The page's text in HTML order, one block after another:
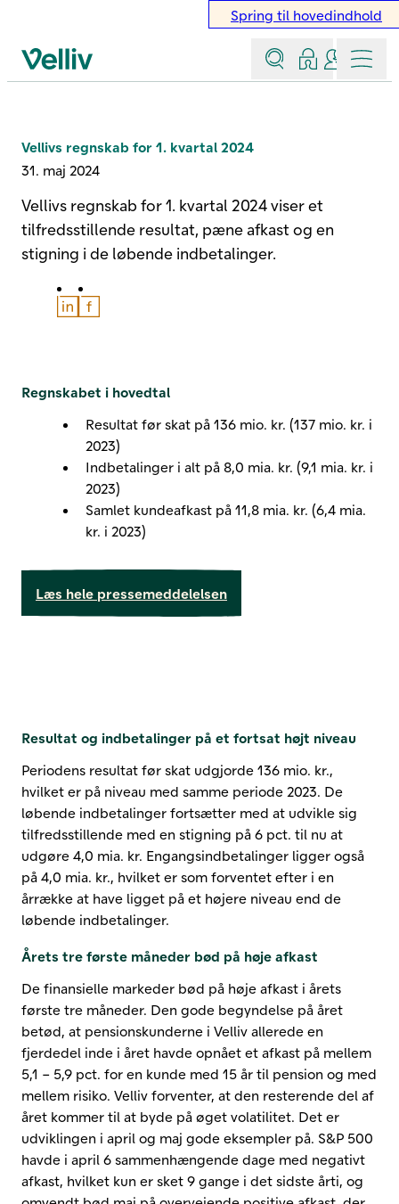
Spring til hovedindhold
Velliv startside
Søg Log indKontakt
Menu
Vellivs regnskab for 1. kvartal 2024
31. maj 2024
Vellivs regnskab for 1. kvartal 2024 viser et
tilfredsstillende resultat, pæne afkast og en
stigning i de løbende indbetalinger.
Del på LinkedIn
Regnskabet i hovedtal
Resultat før skat på 136 mio. kr. (137 mio. kr. i
2023)
Indbetalinger i alt på 8,0 mia. kr. (9,1 mia. kr. i
2023)
Samlet kundeafkast på 11,8 mia. kr. (6,4 mia.
kr. i 2023)
Læs hele pressemeddelelsen
Resultat og indbetalinger på et fortsat højt niveau
Periodens resultat før skat udgjorde 136 mio. kr.,
hvilket er på niveau med samme periode 2023. De
løbende indbetalinger fortsætter med at udvikle sig
tilfredsstillende med en stigning på 6 pct. til nu at
udgøre 4,0 mia. kr. Engangsindbetalinger ligger også
på 4,0 mia. kr., hvilket er som forventet efter i en
årrække at have ligget på et højere niveau end de
løbende indbetalinger.
Årets tre første måneder bød på høje afkast
De finansielle markeder bød på høje afkast i årets
første tre måneder. Den gode begyndelse på året
betød, at pensionskunderne i Velliv allerede en
fjerdedel inde i året havde opnået et afkast på mellem
5,1 – 5,9 pct. for en kunde med 15 år til pension og med
mellem risiko. Velliv forventer, at den resterende del af
året kommer til at byde på øget volatilitet. Det er
udviklingen i april og maj gode eksempler på. S&P 500
havde i april 6 sammenhængende dage med negativt
afkast, hvilket kun er sket 9 gange i det sidste årti, og